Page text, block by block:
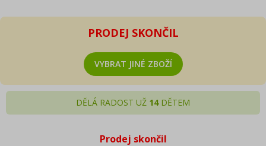
PRODEJ SKONČIL
VYBRAT JINÉ ZBOŽÍ
DĚLÁ RADOST UŽ 14DĚTEM
Prodej skončil